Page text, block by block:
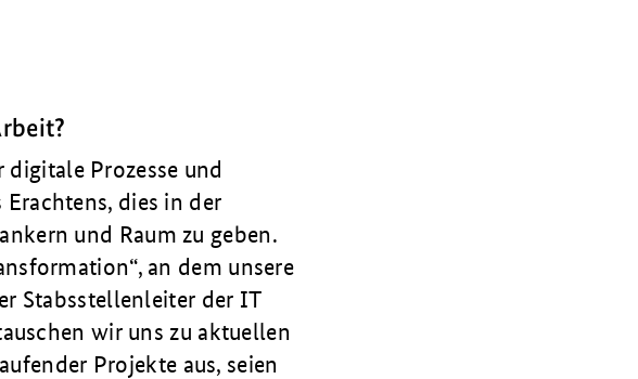
Prozesse und
dies in der
und Raum zu geben.
an dem unsere
Stabsstellenleiter der IT
wir uns zu aktuellen
Projekte aus, seien